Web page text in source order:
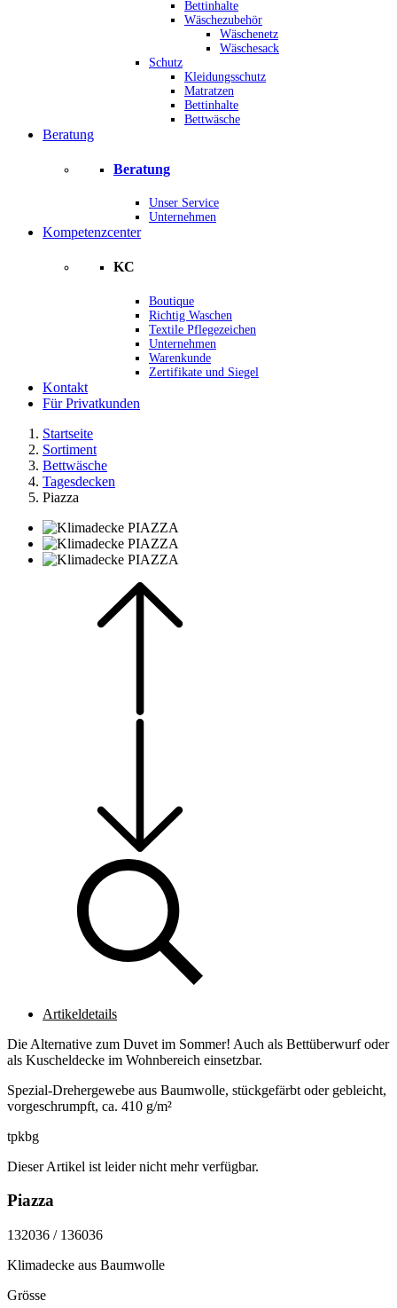
Bettinhalte
Wäschezubehör
Wäschenetz
Wäschesack
Schutz
Kleidungsschutz
Matratzen
Bettinhalte
Bettwäsche
Beratung
Beratung
Unser Service
Unternehmen
Kompetenzcenter
KC
Boutique
Richtig Waschen
Textile Pflegezeichen
Unternehmen
Warenkunde
Zertifikate und Siegel
Kontakt
Für Privatkunden
Startseite
Sortiment
Bettwäsche
Tagesdecken
Piazza
Artikeldetails
Die Alternative zum Duvet im Sommer! Auch als Bettüberwurf oder
als Kuscheldecke im Wohnbereich einsetzbar.
Spezial-Drehergewebe aus Baumwolle, stückgefärbt oder gebleicht,
vorgeschrumpft, ca. 410 g/m²
tpkbg
Dieser Artikel ist leider nicht mehr verfügbar.
Piazza
132036 / 136036
Klimadecke aus Baumwolle
Grösse